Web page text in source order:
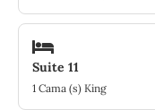
Suite 11
1 Cama (s) King